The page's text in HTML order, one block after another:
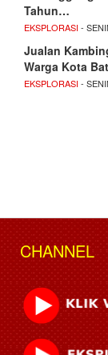
Tahun…
EKSPLORASI-
Jualan
Warga Kota
EKSPLORASI-
CHANNEL